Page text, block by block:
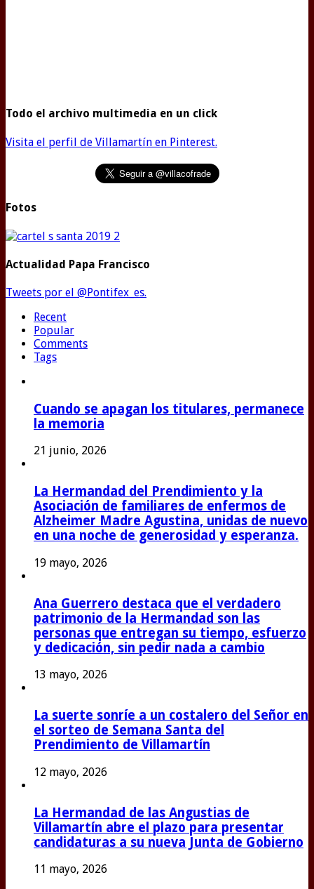
Todo el archivo multimedia en un click
Visita el perfil de Villamartín en Pinterest.
Fotos
Actualidad Papa Francisco
Tweets por el @Pontifex_es.
Recent
Popular
Comments
Tags
Cuando se apagan los titulares, permanece
la memoria
21 junio, 2026
La Hermandad del Prendimiento y la
Asociación de familiares de enfermos de
Alzheimer Madre Agustina, unidas de nuevo
en una noche de generosidad y esperanza.
19 mayo, 2026
Ana Guerrero destaca que el verdadero
patrimonio de la Hermandad son las
personas que entregan su tiempo, esfuerzo
y dedicación, sin pedir nada a cambio
13 mayo, 2026
La suerte sonríe a un costalero del Señor en
el sorteo de Semana Santa del
Prendimiento de Villamartín
12 mayo, 2026
La Hermandad de las Angustias de
Villamartín abre el plazo para presentar
candidaturas a su nueva Junta de Gobierno
11 mayo, 2026